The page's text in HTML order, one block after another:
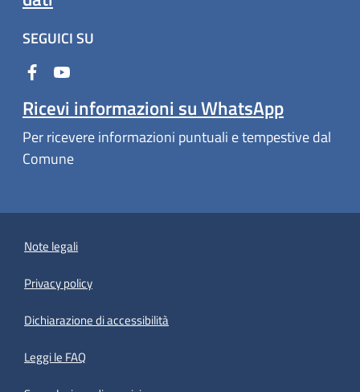
SEGUICI SU
Ricevi informazioni su WhatsApp
Per ricevere informazioni puntuali e tempestive dal
Comune
Note legali
Privacy policy
Dichiarazione di accessibilità
Leggi le FAQ